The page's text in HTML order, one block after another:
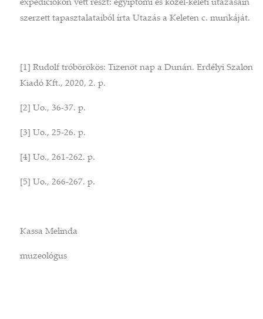
expedíciókon vett részt: egyiptomi és közel-keleti utazásain
szerzett tapasztalataiból írta Utazás a Keleten c. munkáját.
[1] Rudolf tróbörökös: Tizenöt nap a Dunán. Erdélyi Szalon
Kiadó Kft., 2020, 2. p.
[2] Uo., 36-37. p.
[3] Uo., 25-26. p.
[4] Uo., 261-262. p.
[5] Uo., 266-267. p.
Kassa Melinda
muzeológus